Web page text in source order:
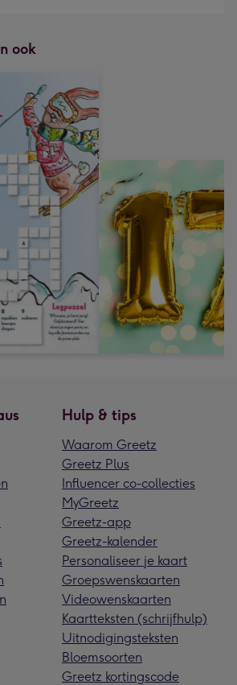
ook
Hulp & tips
Waarom Greetz
Greetz Plus
Influencer co-collecties
MyGreetz
Greetz-app
Greetz-kalender
Personaliseer je kaart
Groepswenskaarten
Videowenskaarten
Kaartteksten (schrijfhulp)
Uitnodigingsteksten
Bloemsoorten
Greetz kortingscode